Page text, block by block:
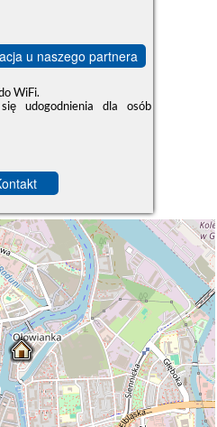
u naszego partnera
WiFi.
udogodnienia dla osób